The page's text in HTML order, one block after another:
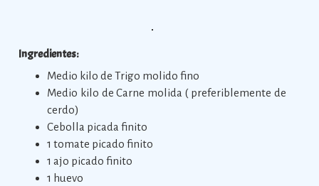
Ingredientes:
Medio kilo de Trigo molido fino
Medio kilo de Carne molida ( preferiblemente de
cerdo)
Cebolla picada finito
1 tomate picado finito
1 ajo picado finito
1 huevo